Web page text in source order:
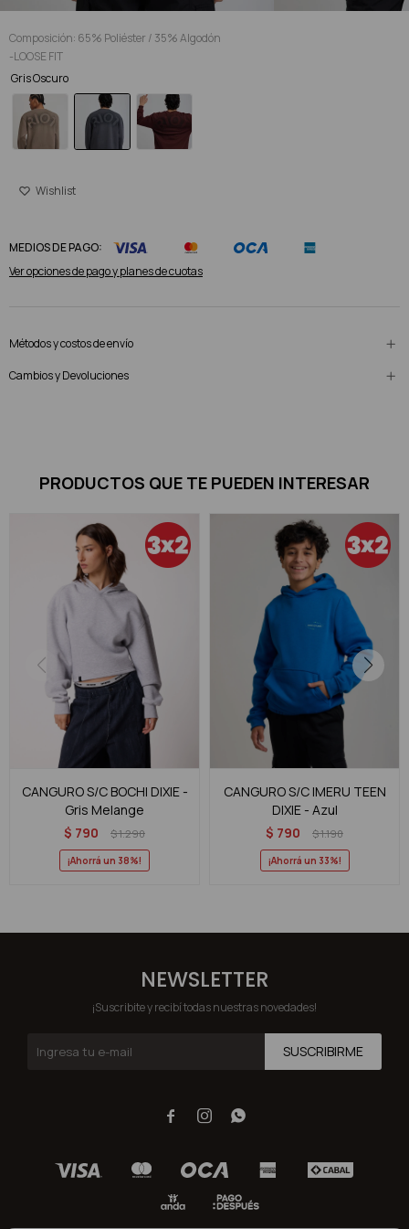
Composición: 65% Poliéster / 35% Algodón
-LOOSE FIT
Gris Oscuro
MEDIOS DE PAGO:
Ver opciones de pago y planes de cuotas
Métodos y costos de envío
Cambios y Devoluciones
PRODUCTOS QUE TE PUEDEN INTERESAR
CANGURO S/C BOCHI DIXIE -
Gris Melange
$ 790 $1.290
38
CANGURO S/C IMERU TEEN
DIXIE - Azul
$ 790 $1.190
33
NEWSLETTER
¡Suscribite y recibí todas nuestras novedades!
SUSCRIBIRME
  